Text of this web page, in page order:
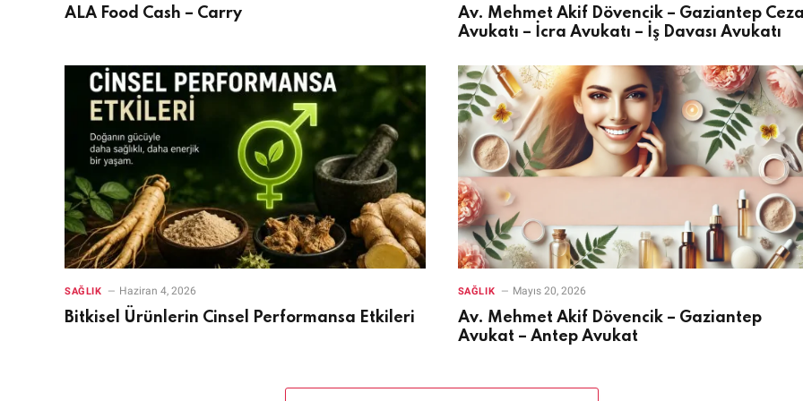
ALA Food Cash – Carry
Av. Mehmet Akif Dövencik – Gaziantep
Avukatı – İcra Avukatı – İş Davası Avukatı
SAĞLIK Haziran 4, 2026
Bitkisel Ürünlerin Cinsel Performansa Etkileri
SAĞLIK Mayıs 20, 2026
Av. Mehmet Akif Dövencik – Gaziantep
Avukat – Antep Avukat